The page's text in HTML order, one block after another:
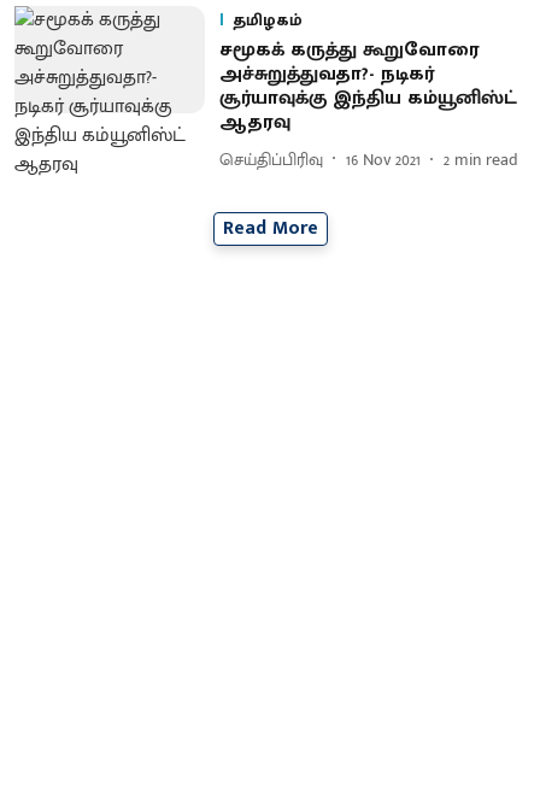
தமிழகம்
சமூகக் கருத்து கூறுவோரை
அச்சுறுத்துவதா?- நடிகர்
சூர்யாவுக்கு இந்திய கம்யூனிஸ்ட்
ஆதரவு
செய்திப்பிரிவு 16 Nov 2021 2 min read
Read More